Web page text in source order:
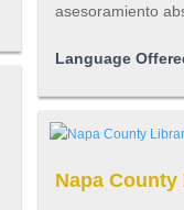
asesoramiento
Language
Napa